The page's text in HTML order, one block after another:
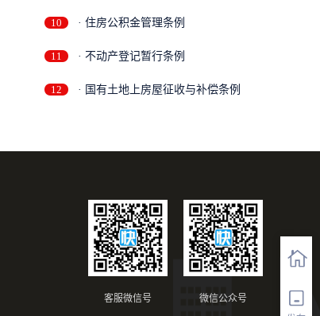
10 · 住房公积金管理条例
11 · 不动产登记暂行条例
12 · 国有土地上房屋征收与补偿条例
微信公众号
客服微信号